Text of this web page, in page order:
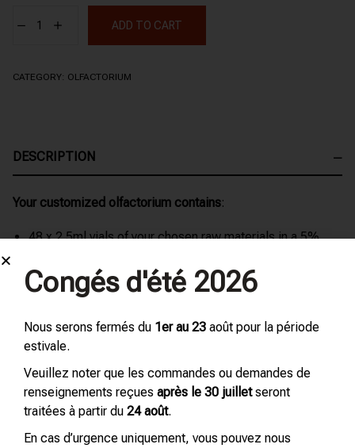
ADD TO CART
CATEGORY: OLFACTORIUM
DESCRIPTION
Your customized olfactorium contains:
48 x 2.5ml vials of your chosen raw materials in a 5%
Blotters
ADDITIONAL INFORMATION
Congés d'été 2026
Nous serons fermés du 1er au 23 août pour la période
estivale.
Veuillez noter que les commandes ou demandes de
renseignements reçues après le 30 juilletseront
traitées à partir du 24 août.
En cas d’urgence uniquement, vous pouvez nous